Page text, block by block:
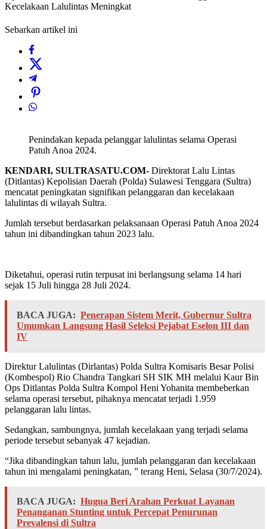
Kecelakaan Lalulintas Meningkat
Sebarkan artikel ini
Penindakan kepada pelanggar lalulintas selama Operasi
Patuh Anoa 2024.
KENDARI, SULTRASATU.COM- Direktorat Lalu Lintas
(Ditlantas) Kepolisian Daerah (Polda) Sulawesi Tenggara (Sultra)
mencatat peningkatan signifikan pelanggaran dan kecelakaan
lalulintas di wilayah Sultra.
Jumlah tersebut berdasarkan pelaksanaan Operasi Patuh Anoa 2024
tahun ini dibandingkan tahun 2023 lalu.
Diketahui, operasi rutin terpusat ini berlangsung selama 14 hari
sejak 15 Juli hingga 28 Juli 2024.
BACA JUGA: Penerapan Sistem Merit, Gubernur Sultra
Umumkan Langsung Hasil Seleksi Pejabat Eselon III dan
IV
Direktur Lalulintas (Dirlantas) Polda Sultra Komisaris Besar Polisi
(Kombespol) Rio Chandra Tangkari SH SIK MH melalui Kaur Bin
Ops Ditlantas Polda Sultra Kompol Heni Yohanita membeberkan
selama operasi tersebut, pihaknya mencatat terjadi 1.959
pelanggaran lalu lintas.
Sedangkan, sambungnya, jumlah kecelakaan yang terjadi selama
periode tersebut sebanyak 47 kejadian.
“Jika dibandingkan tahun lalu, jumlah pelanggaran dan kecelakaan
tahun ini mengalami peningkatan, ” terang Heni, Selasa (30/7/2024).
BACA JUGA: Hugua Beri Arahan Perkuat Layanan
Penanganan Stunting untuk Percepat Penurunan
Prevalensi di Sultra